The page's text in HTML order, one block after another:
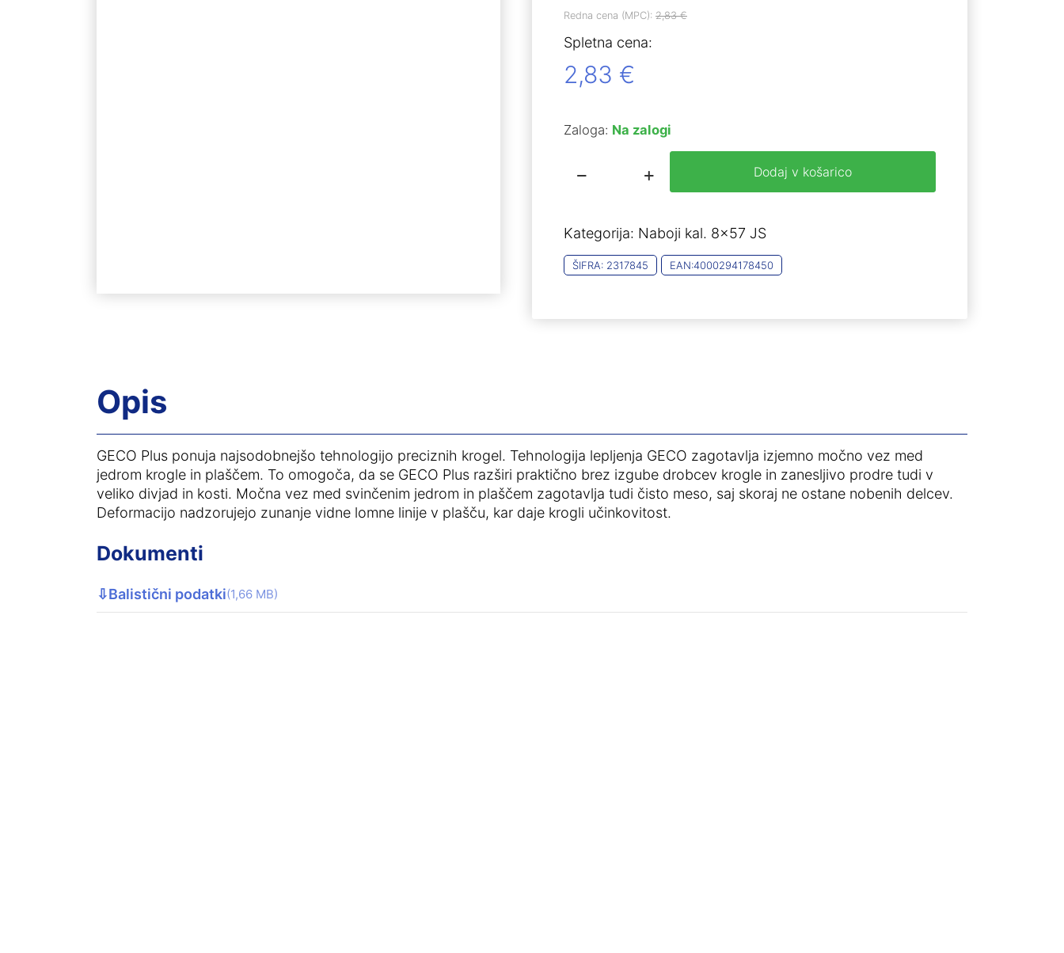
Redna cena (MPC): 2,83€
Spletna cena:
2,83 €
Zaloga: Na zalogi
Geco
12,7g
(20)
količina
Dodaj v košarico
Kategorija: Naboji kal. 8x57 JS
ŠIFRA: 2317845 EAN:4000294178450
Opis
GECO Plus ponuja najsodobnejšo tehnologijo preciznih krogel. Tehnologija lepljenja GECO zagotavlja izjemno močno vez med
jedrom krogle in plaščem. To omogoča, da se GECO Plus razširi praktično brez izgube drobcev krogle in zanesljivo prodre tudi v
veliko divjad in kosti. Močna vez med svinčenim jedrom in plaščem zagotavlja tudi čisto meso, saj skoraj ne ostane nobenih delcev.
Deformacijo nadzorujejo zunanje vidne lomne linije v plašču, kar daje krogli učinkovitost.
Dokumenti
⇩Balistični podatki(1,66 MB)